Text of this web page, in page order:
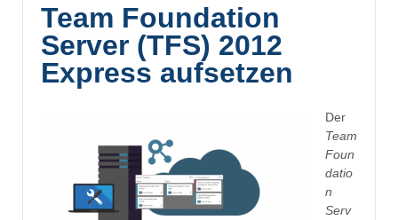
Team Foundation
Server (TFS) 2012
Express aufsetzen
Der
Team
Foun
datio
n
Serv